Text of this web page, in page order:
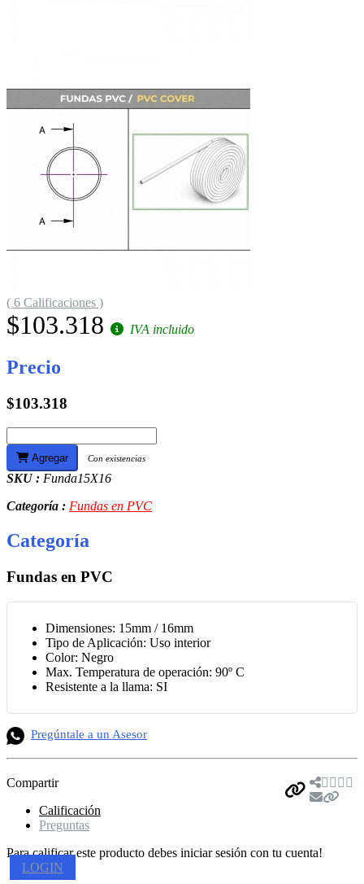
( 6 Calificaciones )
$103.318 IVA incluido
Precio
$103.318
Agregar Con existencias
SKU : Funda15X16
Categoría : Fundas en PVC
Categoría
Fundas en PVC
Dimensiones: 15mm / 16mm
Tipo de Aplicación: Uso interior
Color: Negro
Max. Temperatura de operación: 90º C
Resistente a la llama: SI
Pregúntale a un Asesor
Compartir
Calificación
Preguntas
Para calificar este producto debes iniciar sesión con tu cuenta!
LOGIN